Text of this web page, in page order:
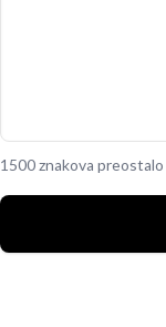
1500 znakova preostalo